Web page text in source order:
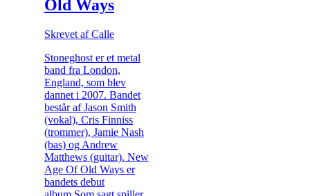
Old Ways
Skrevet af Calle
Stoneghost er et metal
band fra London,
England, som blev
dannet i 2007. Bandet
består af Jason Smith
(vokal), Cris Finniss
(trommer), Jamie Nash
(bas) og Andrew
Matthews (guitar). New
Age Of Old Ways er
bandets debut